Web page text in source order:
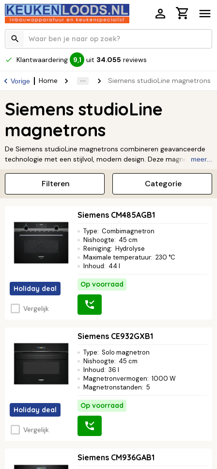
Klantwaardering 9,1 uit 34.055 reviews
Vorige Home Siemens studioLine magnetrons
Siemens studioLine
magnetrons
De Siemens studioLine magnetrons combineren geavanceerde
technologie met een stijlvol, modern design. Deze magnetrons
kookfuncties zoals grillen, bakken en opwarmen. Dankzij de
innovatieve bediening en hoogwaardige materialen passen ze
perfect in elke keuken. Met de studioLine serie geniet je van
topkwaliteit en een premium uitstraling. Siemens studioLine
magnetrons zijn ideaal voor wie functionaliteit en design op het
hoogste niveau zoekt. Lees verder ↓
meer...
Categorie
Filteren
Holiday deal
Vergelijk
Siemens CM485AGB1
Type: Combimagnetron
Nishoogte: 45 cm
Reiniging: Hydrolyse
Maximale temperatuur: 230 °C
Inhoud: 44 l
Op voorraad
Holiday deal
Vergelijk
Siemens CE932GXB1
Type: Solo magnetron
Nishoogte: 45 cm
Inhoud: 36 l
Magnetronvermogen: 1000 W
Magnetronstanden: 5
Op voorraad
Siemens CM936GAB1